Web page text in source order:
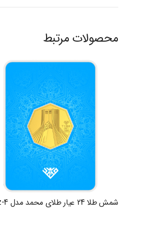
محصولات مرتبط
شمش طلا 24 عیار طلای محمد مدل p-az-4